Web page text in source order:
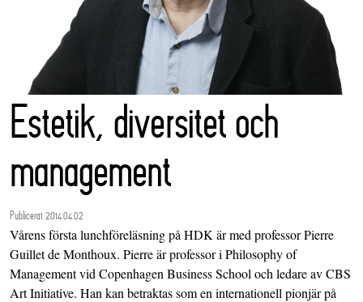
Estetik, diversitet och
management
Publicerat 2014.04.02
Vårens första lunchföreläsning på HDK är med professor Pierre
Guillet de Monthoux. Pierre är professor i Philosophy of
Management vid Copenhagen Business School och ledare av CBS
Art Initiative. Han kan betraktas som en internationell pionjär på